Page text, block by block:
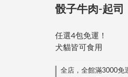
骰子牛肉-起司
任選4包免運！
犬貓皆可食用
全店，全館滿3000免